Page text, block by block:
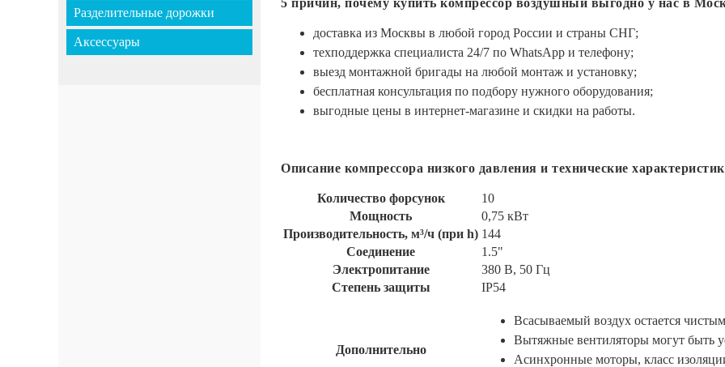
Разделительные дорожки
Аксессуары
5 причин, почему купить компрессор воздушный выгодно у нас в
доставка из Москвы в любой город России и страны СНГ;
техподдержка специалиста 24/7 по WhatsApp и телефону;
выезд монтажной бригады на любой монтаж и установку;
бесплатная консультация по подбору нужного оборудования;
выгодные цены в интернет-магазине и скидки на работы.
Описание компрессора низкого давления и технические
Количество форсунок
10
Мощность
0,75 кВт
Производительность, м³/ч (при h) 144
Соединение
1.5"
Электропитание
380 В, 50 Гц
Степень защиты
IP54
Дополнительно
Всасываемый воздух остается чистым
Вытяжные вентиляторы могут быть
Асинхронные моторы, класс